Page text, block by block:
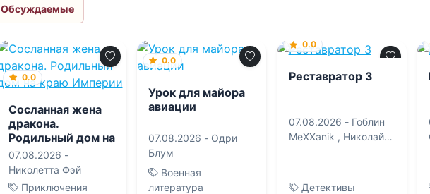
Обсуждаемые
0.0
Сосланная жена
дракона.
Родильный дом на
краю Империи
07.08.2026 -
Николетта Фэй
Приключения
0.0
Урок для майора
авиации
07.08.2026 - Одри
Блум
Военная
литература
0.0
Реставратор 3
07.08.2026 - Гоблин
MeXXanik , Николай
Детективы